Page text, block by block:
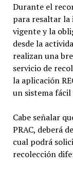
Durante el
para resaltar la
vigente y la
desde la
realizan una
servicio de
la aplicación
un sistema fácil
Cabe señalar
PRAC, deberá
cual podrá
recolección